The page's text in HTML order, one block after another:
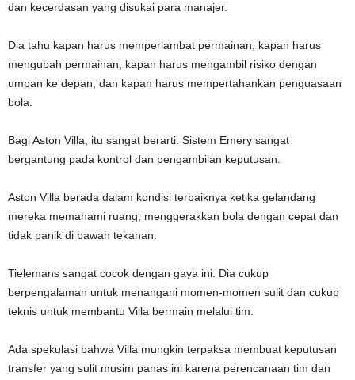
dan kecerdasan yang disukai para manajer.
Dia tahu kapan harus memperlambat permainan, kapan harus
mengubah permainan, kapan harus mengambil risiko dengan
umpan ke depan, dan kapan harus mempertahankan penguasaan
bola.
Bagi Aston Villa, itu sangat berarti. Sistem Emery sangat
bergantung pada kontrol dan pengambilan keputusan.
Aston Villa berada dalam kondisi terbaiknya ketika gelandang
mereka memahami ruang, menggerakkan bola dengan cepat dan
tidak panik di bawah tekanan.
Tielemans sangat cocok dengan gaya ini. Dia cukup
berpengalaman untuk menangani momen-momen sulit dan cukup
teknis untuk membantu Villa bermain melalui tim.
Ada spekulasi bahwa Villa mungkin terpaksa membuat keputusan
transfer yang sulit musim panas ini karena perencanaan tim dan